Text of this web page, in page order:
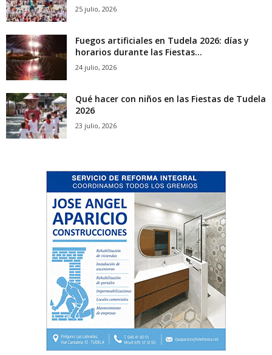
25 julio, 2026
Fuegos artificiales en Tudela 2026: días y
horarios durante las Fiestas...
24 julio, 2026
Qué hacer con niños en las Fiestas de Tudela
2026
23 julio, 2026